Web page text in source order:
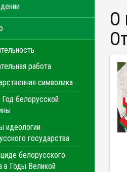
О геноциде белорусского народа в Годы Великой
работа
символика
государства
в Годы Великой